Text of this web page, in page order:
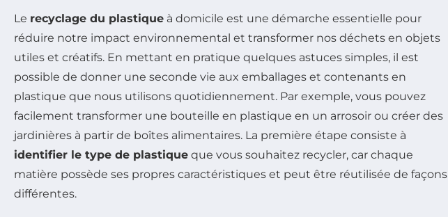
Le recyclage du plastique à domicile est une démarche essentielle pour
réduire notre impact environnemental et transformer nos déchets en objets
utiles et créatifs. En mettant en pratique quelques astuces simples, il est
possible de donner une seconde vie aux emballages et contenants en
plastique que nous utilisons quotidiennement. Par exemple, vous pouvez
facilement transformer une bouteille en plastique en un arrosoir ou créer des
jardinières à partir de boîtes alimentaires. La première étape consiste à
identifier le type de plastique que vous souhaitez recycler, car chaque
matière possède ses propres caractéristiques et peut être réutilisée de façons
différentes.